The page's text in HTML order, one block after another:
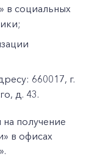
в социальных
660017, г.
д. 43.
на получение
в офисах